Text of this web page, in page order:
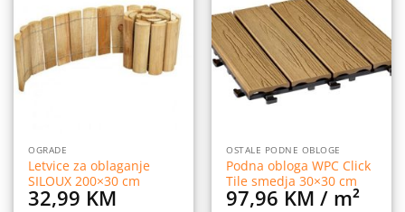
na
listu
želja
OGRADE
Letvice za oblaganje
SILOUX 200×30 cm
32,99 KM
na
listu
želja
OSTALE PODNE OBLOGE
Podna obloga WPC Click
Tile smedja 30×30 cm
97,96KM / m²